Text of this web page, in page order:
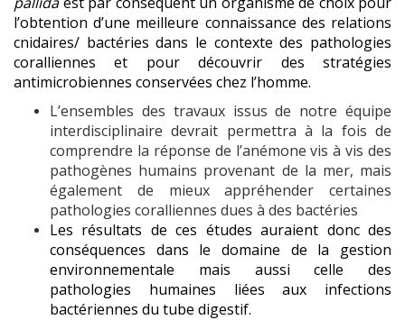
l’obtention d’une meilleure connaissance des relations
cnidaires/ bactéries dans le contexte des pathologies
coralliennes et pour découvrir des stratégies
antimicrobiennes conservées chez l’homme.
L’ensembles des travaux issus de notre équipe
interdisciplinaire devrait permettra à la fois de
comprendre la réponse de l’anémone vis à vis des
pathogènes humains provenant de la mer, mais
également de mieux appréhender certaines
pathologies coralliennes dues à des bactéries
Les résultats de ces études auraient donc des
conséquences dans le domaine de la gestion
environnementale mais aussi celle des
pathologies humaines liées aux infections
bactériennes du tube digestif.